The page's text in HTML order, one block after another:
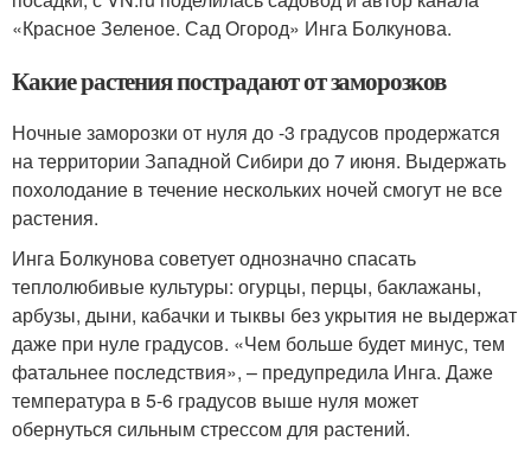
«Красное Зеленое. Сад Огород» Инга Болкунова.
Какие растения пострадают от заморозков
Ночные заморозки от нуля до -3 градусов продержатся
на территории Западной Сибири до 7 июня. Выдержать
похолодание в течение нескольких ночей смогут не все
растения.
Инга Болкунова советует однозначно спасать
теплолюбивые культуры: огурцы, перцы, баклажаны,
арбузы, дыни, кабачки и тыквы без укрытия не выдержат
даже при нуле градусов. «Чем больше будет минус, тем
фатальнее последствия», – предупредила Инга. Даже
температура в 5-6 градусов выше нуля может
обернуться сильным стрессом для растений.